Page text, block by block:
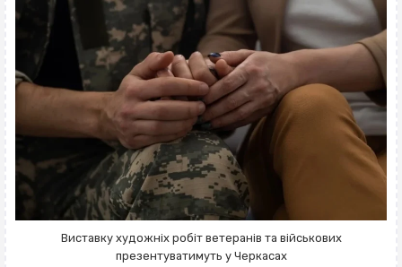
Виставку художніх робіт ветеранів та військових
презентуватимуть у Черкасах